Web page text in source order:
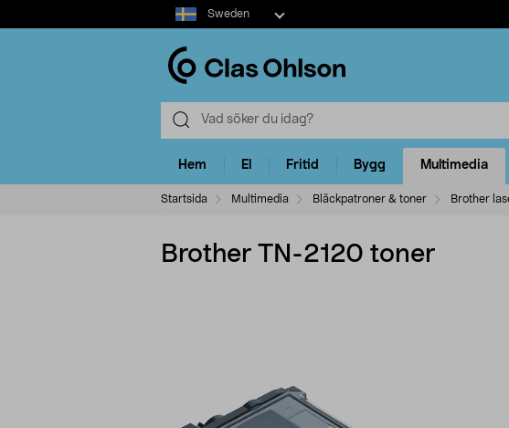
Select
market
Sweden
Hem El Fritid Bygg Multimedia
Startsida Multimedia Bläckpatroner & toner Brother
Brother TN-2120 toner